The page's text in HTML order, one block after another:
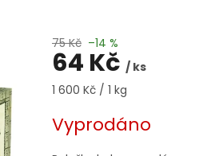
75 Kč –14 %
64 Kč / ks
Měrná
1 600 Kč / 1 kg
Vyprodáno